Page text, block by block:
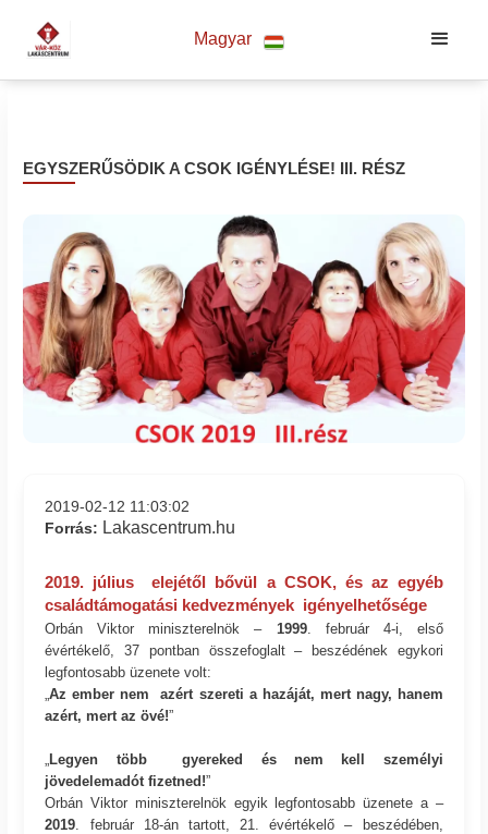
Magyar
EGYSZERŰSÖDIK A CSOK IGÉNYLÉSE! III. RÉSZ
2019-02-12 11:03:02
Forrás: Lakascentrum.hu
2019. július elejétől bővül a CSOK, és az egyéb
családtámogatási kedvezmények igényelhetősége
Orbán Viktor miniszterelnök – 1999. február 4-i, első
évértékelő, 37 pontban összefoglalt – beszédének egykori
legfontosabb üzenete volt:
„Az ember nem azért szereti a hazáját, mert nagy, hanem
azért, mert az övé!”
„Legyen több gyereked és nem kell személyi
jövedelemadót fizetned!”
Orbán Viktor miniszterelnök egyik legfontosabb üzenete a –
2019 . február 18-án tartott, 21. évértékelő – beszédében,